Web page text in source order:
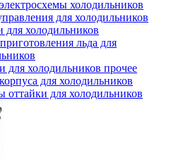
холодильников
для холодильников
для холодильников
льда для
для холодильников прочее
для холодильников
оттайки для холодильников